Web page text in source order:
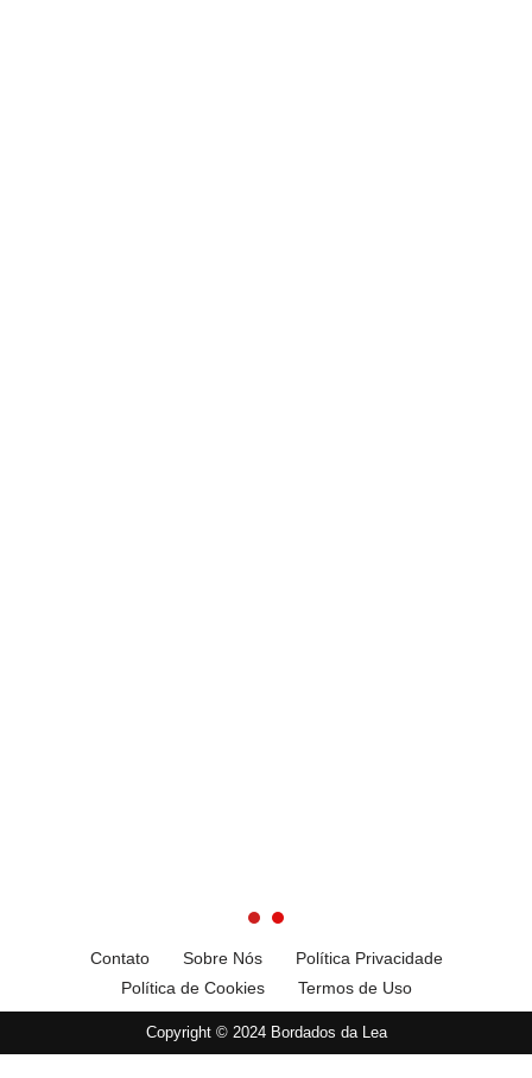
Contato Sobre Nós
Política Privacidade
Política de Cookies
Termos de Uso
Copyright © 2024 Bordados da Lea